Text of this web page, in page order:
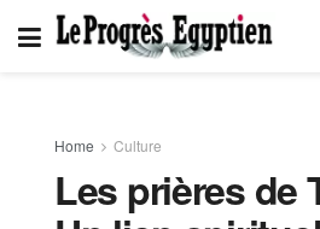
Home Culture
Les prières de